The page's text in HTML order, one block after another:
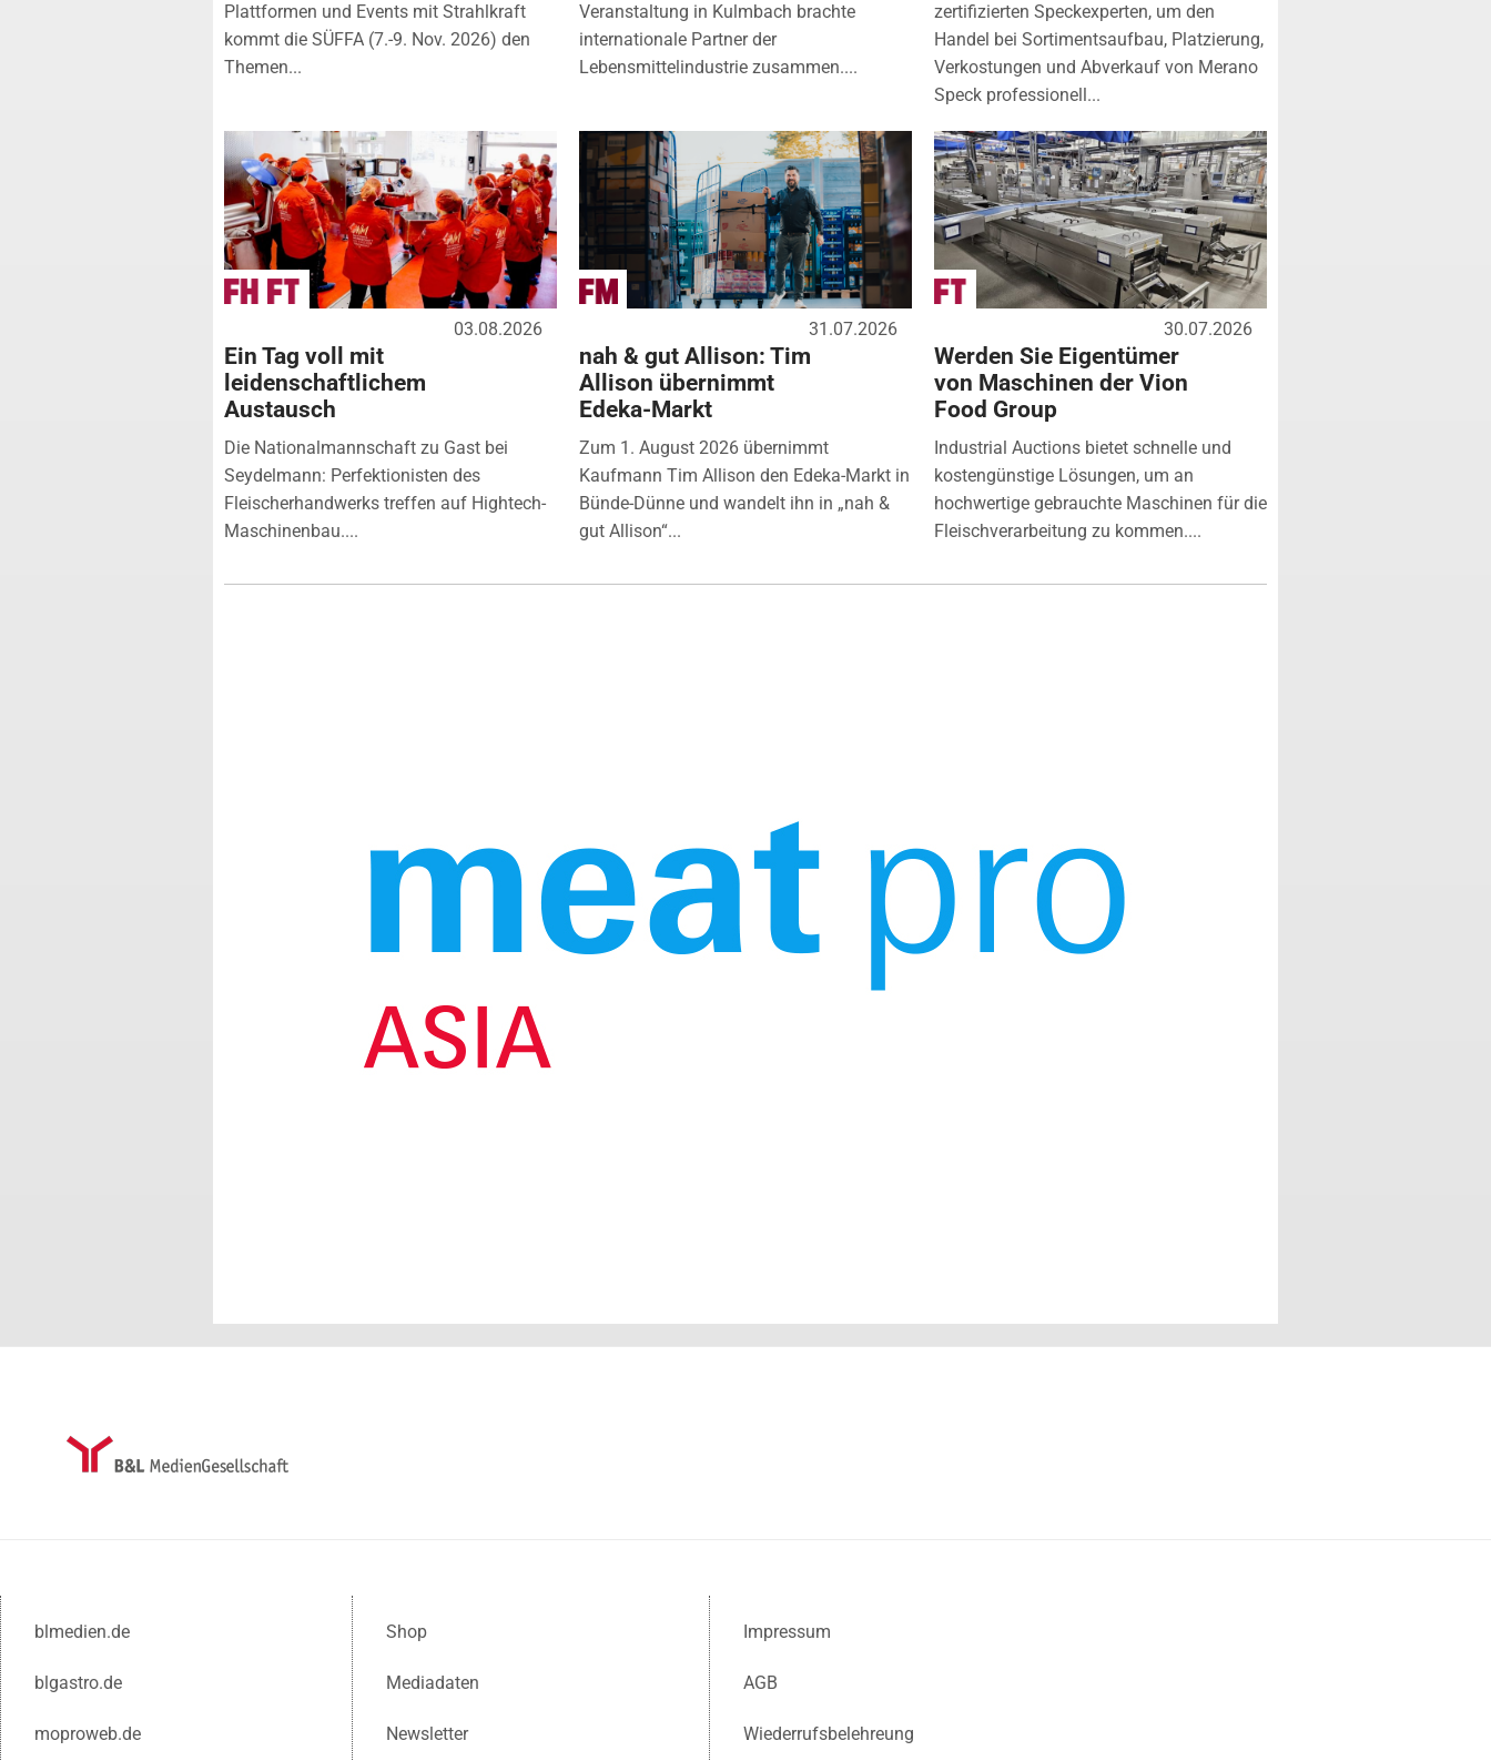
Plattformen und Events mit Strahlkraft
kommt die SÜFFA (7.-9. Nov. 2026) den
Themen...
Veranstaltung in Kulmbach brachte
internationale Partner der
Lebensmittelindustrie zusammen....
zertifizierten Speckexperten, um den
Handel bei Sortimentsaufbau, Platzierung,
Verkostungen und Abverkauf von Merano
Speck professionell...
03.08.2026
Ein Tag voll mit
leidenschaftlichem
Austausch
Die Nationalmannschaft zu Gast bei
Seydelmann: Perfektionisten des
Fleischerhandwerks treffen auf Hightech-
Maschinenbau....
31.07.2026
nah & gut Allison: Tim
Allison übernimmt
Edeka-Markt
Zum 1. August 2026 übernimmt
Kaufmann Tim Allison den Edeka-Markt in
Bünde-Dünne und wandelt ihn in „nah &
gut Allison“...
30.07.2026
Werden Sie Eigentümer
von Maschinen der Vion
Food Group
Industrial Auctions bietet schnelle und
kostengünstige Lösungen, um an
hochwertige gebrauchte Maschinen für die
Fleischverarbeitung zu kommen....
blmedien.de
blgastro.de
moproweb.de
Shop
Mediadaten
Newsletter
Impressum
AGB
Wiederrufsbelehreung